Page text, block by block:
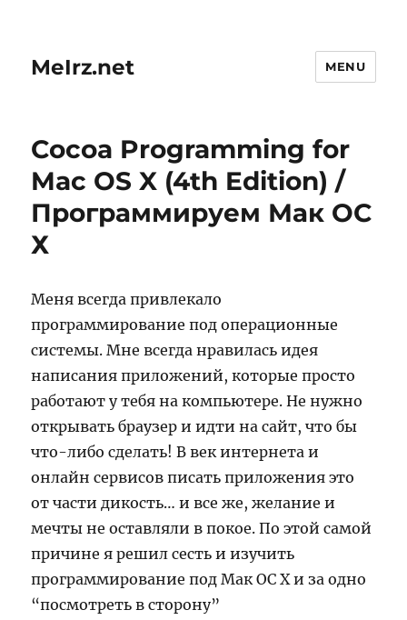
MeIrz.net MENU
Cocoa Programming for
Mac OS X (4th Edition) /
Программируем Мак ОС
Х
Меня всегда привлекало
программирование под операционные
системы. Мне всегда нравилась идея
написания приложений, которые просто
работают у тебя на компьютере. Не нужно
открывать браузер и идти на сайт, что бы
что-либо сделать! В век интернета и
онлайн сервисов писать приложения это
от части дикоcть… и все же, желание и
мечты не оставляли в покое. По этой самой
причине я решил сесть и изучить
программирование под Мак ОС Х и за одно
“посмотреть в сторону”